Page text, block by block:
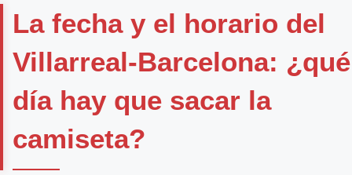
La fecha y el horario del
Villarreal-Barcelona: ¿qué
día hay que sacar la
camiseta?